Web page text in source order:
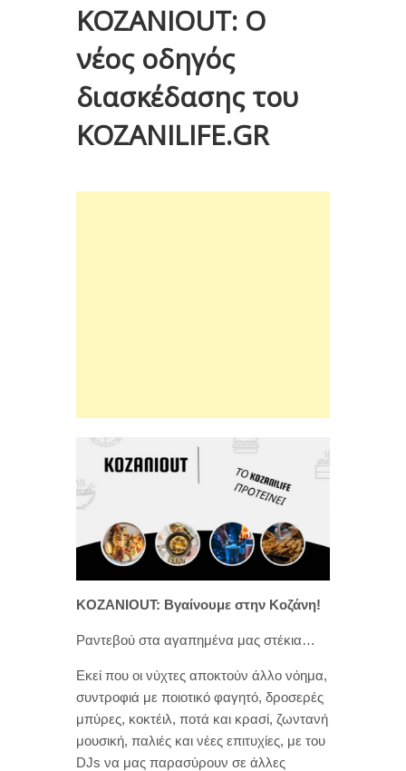
KOZANIOUT: Ο
νέος οδηγός
διασκέδασης του
KOZANILIFE.GR
KOZANIOUT: Βγαίνουμε στην Κοζάνη!
Ραντεβού στα αγαπημένα μας στέκια…
Εκεί που οι νύχτες αποκτούν άλλο νόημα,
συντροφιά με ποιοτικό φαγητό, δροσερές
μπύρες, κοκτέιλ, ποτά και κρασί, ζωντανή
μουσική, παλιές και νέες επιτυχίες, με του
DJs να μας παρασύρουν σε άλλες